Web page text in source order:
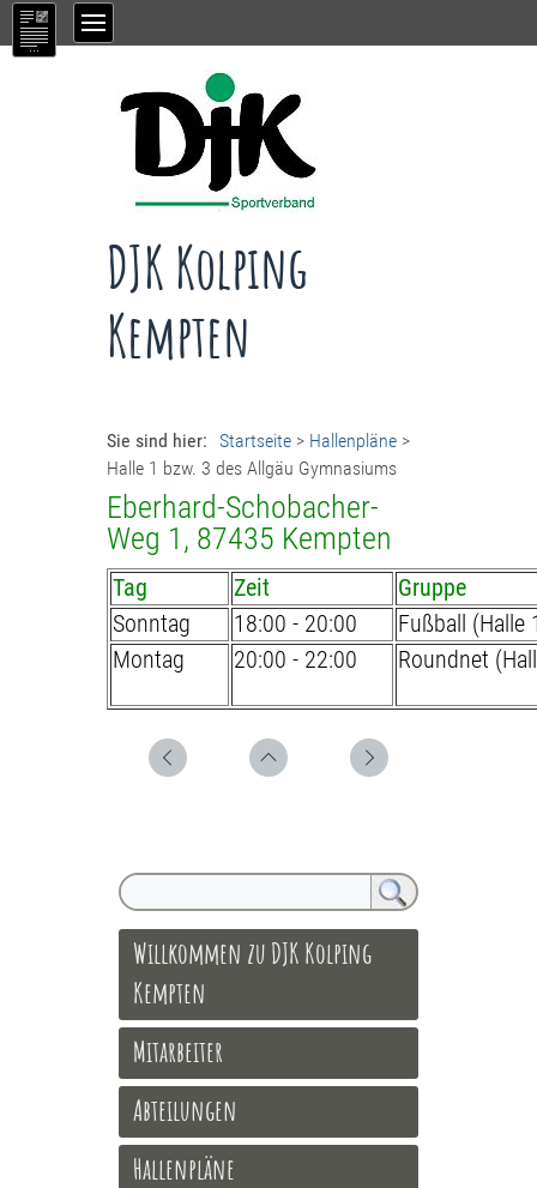
DJK Kolping
Kempten
Sie sind hier: Startseite > Hallenpläne >
Halle 1 bzw. 3 des Allgäu Gymnasiums
Eberhard-Schobacher-
Weg 1, 87435 Kempten
Tag Zeit
Gruppe
Sonntag
18:00 - 20:00
Fußball (Halle
Montag
20:00 - 22:00 Roundnet
Willkommen zu DJK Kolping
Kempten
Mitarbeiter
Abteilungen
Hallenpläne